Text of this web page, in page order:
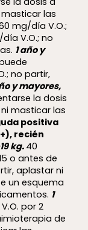
las
mg/día V.O.;
V.O.; no
1 año y
no partir,
y mayores,
la dosis
masticar las
positiva
recién
kg.40
o antes de
aplastar ni
un esquema
1
por 2
de